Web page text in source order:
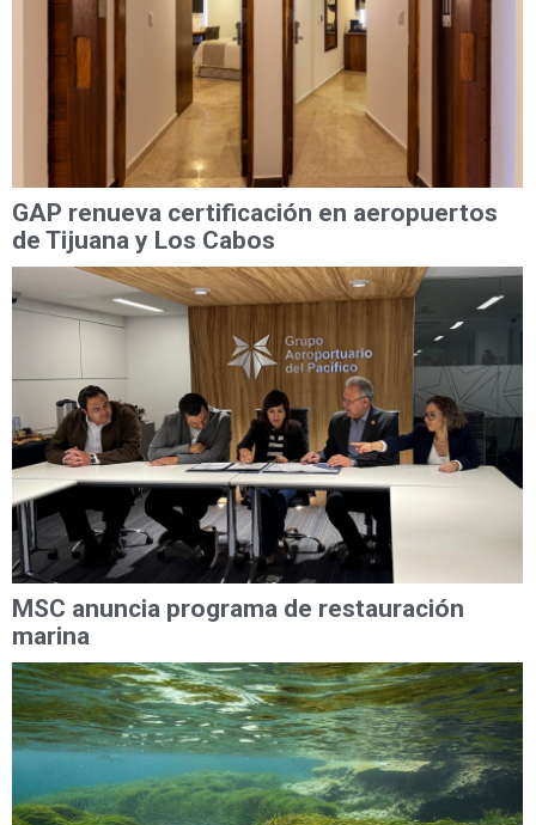
GAP renueva certificación en aeropuertos
de Tijuana y Los Cabos
MSC anuncia programa de restauración
marina